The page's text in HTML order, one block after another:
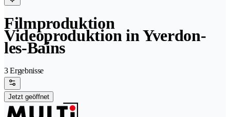
Filmproduktion
Videoproduktion in Yverdon-
les-Bains
3 Ergebnisse
Jetzt geöffnet